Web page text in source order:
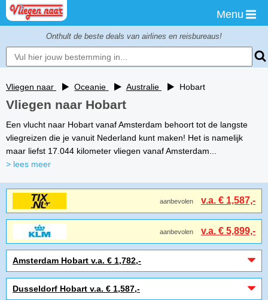
Menu
Onthult de beste deals van airlines en reisbureaus!
Vliegen naar Oceanie Australie Hobart
Vliegen naar Hobart
Een vlucht naar Hobart vanaf Amsterdam behoort tot de langste
vliegreizen die je vanuit Nederland kunt maken! Het is namelijk
maar liefst 17.044 kilometer vliegen vanaf Amsterdam...
> lees meer
aanbevolen v.a. € 1,587,-
aanbevolen v.a. € 5,899,-
Amsterdam Hobart v.a. € 1,782,-
Dusseldorf Hobart v.a. € 1,587,-